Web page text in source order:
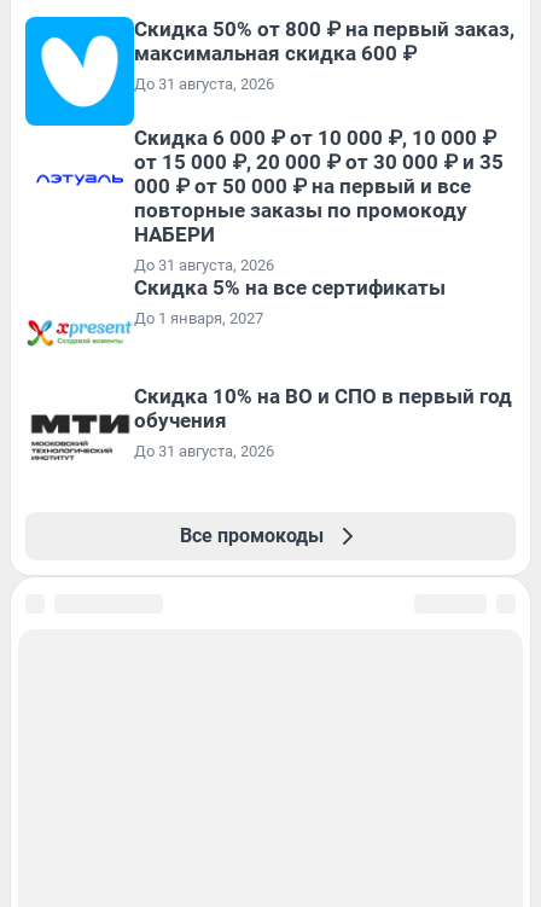
Скидка 50% от 800 ₽ на первый заказ,
максимальная скидка 600 ₽
До 31 августа, 2026
Скидка 6 000 ₽ от 10 000 ₽, 10 000 ₽
от 15 000 ₽, 20 000 ₽ от 30 000 ₽ и 35
000 ₽ от 50 000 ₽ на первый и все
повторные заказы по промокоду
НАБЕРИ
До 31 августа, 2026
Скидка 5% на все сертификаты
До 1 января, 2027
Скидка 10% на ВО и СПО в первый год
обучения
До 31 августа, 2026
Все промокоды